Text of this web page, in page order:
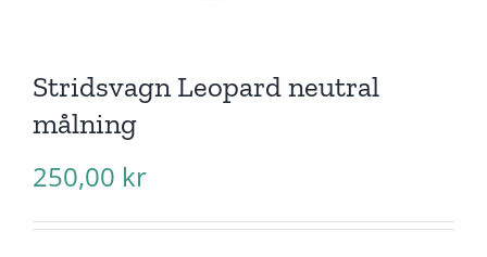
Stridsvagn Leopard neutral
målning
250,00 kr